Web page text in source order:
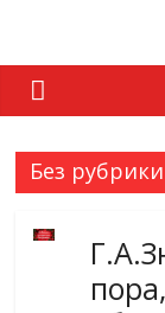
Без рубрики